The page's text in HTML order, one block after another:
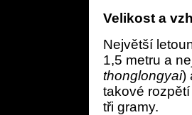
Velikost a
Největší
1,5 metru a
thonglongyai)
takové
tři gramy.